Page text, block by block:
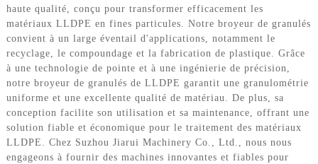
haute qualité, conçu pour transformer efficacement les
matériaux LLDPE en fines particules. Notre broyeur de granulés
convient à un large éventail d'applications, notamment le
recyclage, le compoundage et la fabrication de plastique. Grâce
à une technologie de pointe et à une ingénierie de précision,
notre broyeur de granulés de LLDPE garantit une granulométrie
uniforme et une excellente qualité de matériau. De plus, sa
conception facilite son utilisation et sa maintenance, offrant une
solution fiable et économique pour le traitement des matériaux
LLDPE. Chez Suzhou Jiarui Machinery Co., Ltd., nous nous
engageons à fournir des machines innovantes et fiables pour